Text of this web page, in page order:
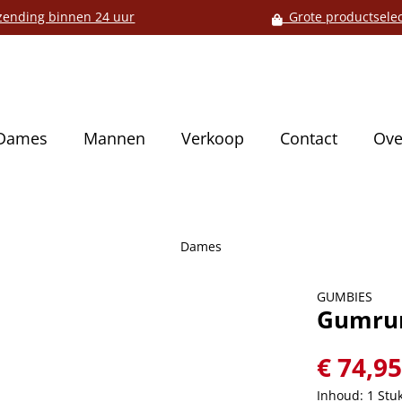
binnen 24 uur Grote
Mannen Verkoop Contact
Dames
GUMBIES
€ 74,95
Inhoud: 1